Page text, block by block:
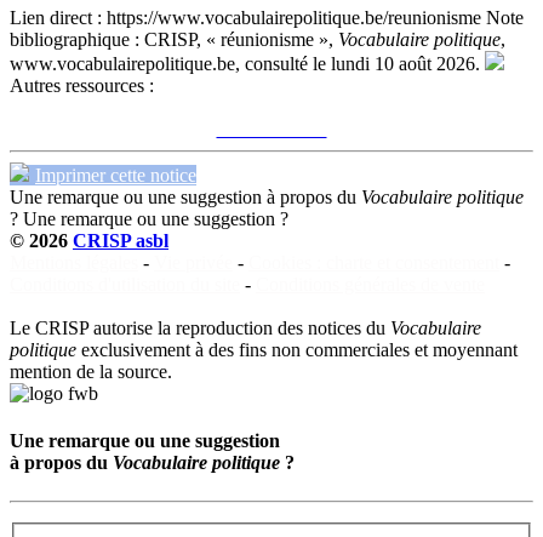
Lien direct : https://www.vocabulairepolitique.be/reunionisme Note
bibliographique : CRISP, « réunionisme », Vocabulaire politique,
www.vocabulairepolitique.be, consulté le lundi 10 août 2026.
Autres ressources :
Imprimer cette notice
Une remarque ou une suggestion à propos du Vocabulaire politique
? Une remarque ou une suggestion ?
© 2026 CRISP asbl
- -
-
-
Le CRISP autorise la reproduction des notices du Vocabulaire
politique exclusivement à des fins non commerciales et moyennant
mention de la source.
Une remarque ou une suggestion
à propos du Vocabulaire politique ?